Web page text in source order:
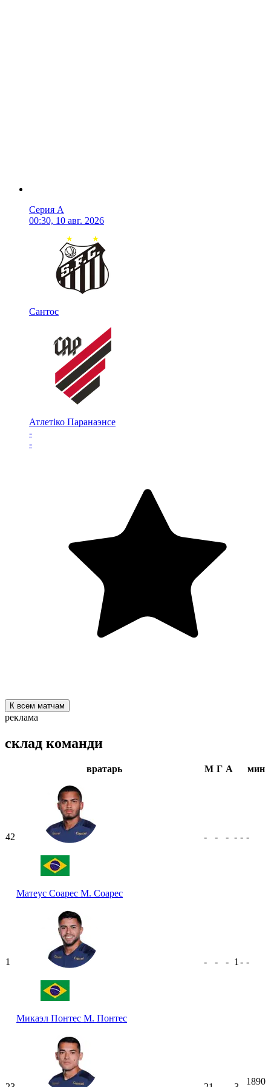
Серия А
00:30, 10 авг. 2026
Сантос
Атлетіко Паранаэнсе
-
-
К всем матчам
реклама
склад команди
вратарь М Г А мин
42
Матеус Соарес М. Соарес
- - - - - -
1
Микаэл Понтес М. Понтес
- - - 1 - -
1890